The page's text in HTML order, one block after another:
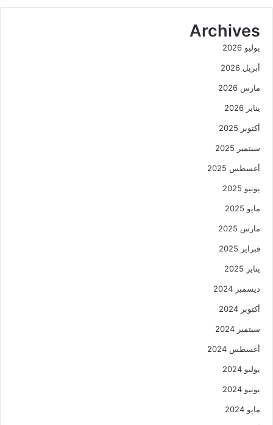
Archives
يوليو 2026
أبريل 2026
مارس 2026
يناير 2026
أكتوبر 2025
سبتمبر 2025
أغسطس 2025
يونيو 2025
مايو 2025
مارس 2025
فبراير 2025
يناير 2025
ديسمبر 2024
أكتوبر 2024
سبتمبر 2024
أغسطس 2024
يوليو 2024
يونيو 2024
مايو 2024